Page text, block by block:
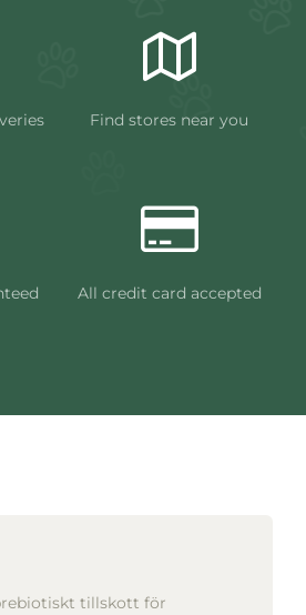
Find stores near you
All credit card accepted
tillskott för